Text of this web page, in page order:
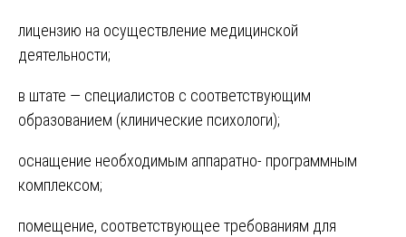
лицензию на осуществление медицинской
деятельности;
в штате — специалистов с соответствующим
образованием (клинические психологи);
оснащение необходимым аппаратно- программным
комплексом;
помещение, соответствующее требованиям для